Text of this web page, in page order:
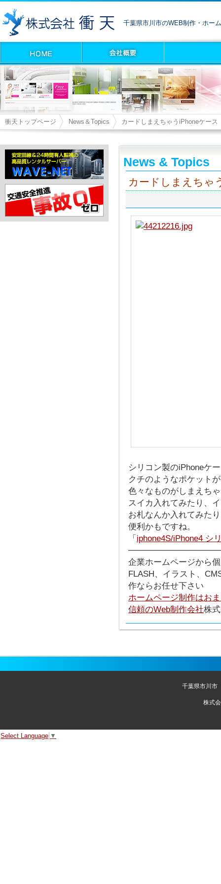
千葉県市川市のWEB制作・ホー
衝天トップページ News＆Topics カードしまえちゃうiPhoneケース
News & Topics
カードしまえちゃ
シリコン製のiPhoneケ
クチのようなポケット
色々なものがしまえち
スイカ入れてみたり、
お札なんか入れてみた
便利かもですね。
「 iphone4S/iPhone4 シ
企業ホームページから
FLASH、イラスト、
作ならお任せ下さい
ホームページ制作はお
信頼のWeb制作会社株
千葉県市川市
株式
Select Language ▼